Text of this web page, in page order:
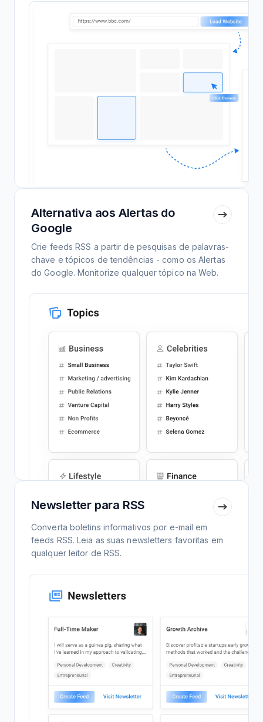
Alternativa aos Alertas do
Google
Crie feeds RSS a partir de pesquisas de palavras-
chave e tópicos de tendências - como os Alertas
do Google. Monitorize qualquer tópico na Web.
Newsletter para RSS
Converta boletins informativos por e-mail em
feeds RSS. Leia as suas newsletters favoritas em
qualquer leitor de RSS.